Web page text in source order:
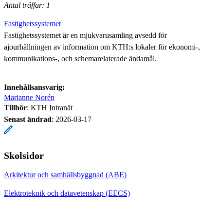
Antal träffar: 1
Fastighetssystemet
Fastighetssystemet är en mjukvarusamling avsedd för
ajourhållningen av information om KTH:s lokaler för ekonomi-,
kommunikations-, och schemarelaterade ändamål.
Innehållsansvarig:
Marianne Norén
Tillhör: KTH Intranät
Senast ändrad: 2026-03-17
Skolsidor
Arkitektur och samhällsbyggnad (ABE)
Elektroteknik och datavetenskap (EECS)